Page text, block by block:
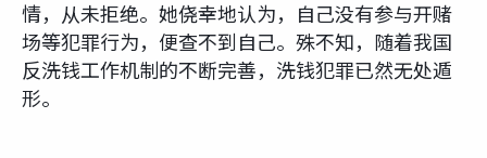
情，从未拒绝。她侥幸地认为，自己没有参与开赌
场等犯罪行为，便查不到自己。殊不知，随着我国
反洗钱工作机制的不断完善，洗钱犯罪已然无处遁
形。